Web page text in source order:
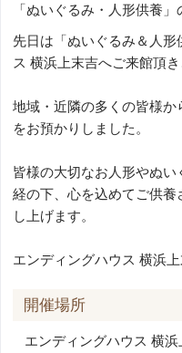
「ぬいぐるみ・人形供養」
先日は「ぬいぐるみ＆人
ス 横浜上末吉へご来館頂
地域・近隣の多くの皆様
をお預かりしました。
皆様の大切なお人形やぬ
経の下、心を込めてご供
し上げます。
エンディングハウス 横浜
開催場所
エンディングハウス 横浜